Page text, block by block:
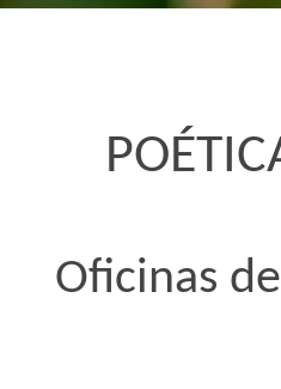
Oficinas